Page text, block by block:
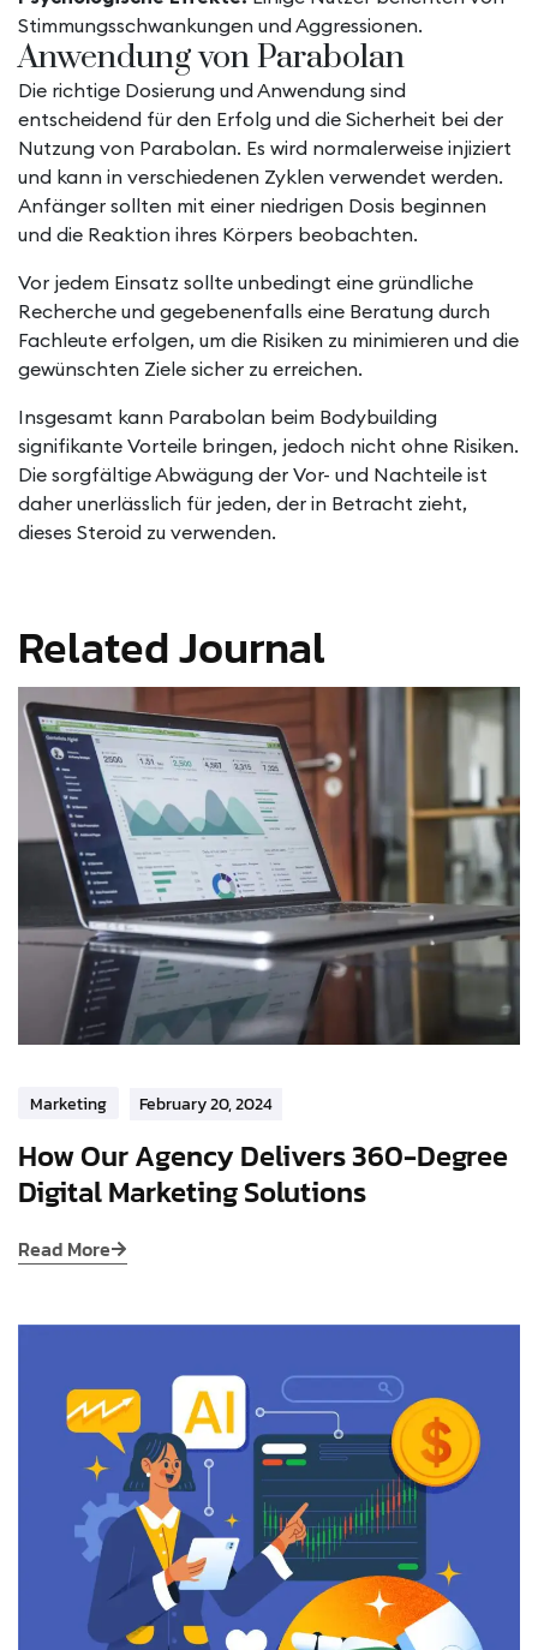
Stimmungsschwankungen und Aggressionen.
Anwendung von Parabolan
Die richtige Dosierung und Anwendung sind
entscheidend für den Erfolg und die Sicherheit bei der
Nutzung von Parabolan. Es wird normalerweise injiziert
und kann in verschiedenen Zyklen verwendet werden.
Anfänger sollten mit einer niedrigen Dosis beginnen
und die Reaktion ihres Körpers beobachten.
Vor jedem Einsatz sollte unbedingt eine gründliche
Recherche und gegebenenfalls eine Beratung durch
Fachleute erfolgen, um die Risiken zu minimieren und die
gewünschten Ziele sicher zu erreichen.
Insgesamt kann Parabolan beim Bodybuilding
signifikante Vorteile bringen, jedoch nicht ohne Risiken.
Die sorgfältige Abwägung der Vor- und Nachteile ist
daher unerlässlich für jeden, der in Betracht zieht,
dieses Steroid zu verwenden.
Related Journal
Marketing February 20, 2024
How Our Agency Delivers 360-Degree
Digital Marketing Solutions
Read More